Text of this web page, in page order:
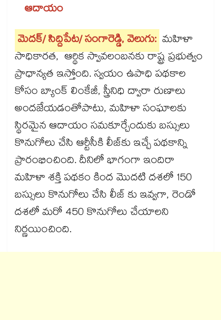
ఆదాయం
మెదక్/ సిద్దిపేట/ సంగారెడ్డి, వెలుగు: మహిళా
సాధికారత, ఆర్థిక స్వావలంబనకు రాష్ట్ర ప్రభుత్వం
ప్రాధాన్యత ఇస్తోంది. స్వయం ఉపాధి పథకాల
కోసం బ్యాంక్ లింకేజీ, స్త్రీనిధి ద్వారా రుణాలు
అందజేయడంతోపాటు, మహిళా సంఘాలకు
స్థిరమైన ఆదాయం సమకూర్చేందుకు బస్సులు
కొనుగోలు చేసి ఆర్టీసీకి లీజ్‌‌‌‌‌‌‌‌‌‌‌‌‌‌‌‌‌‌‌‌‌‌‌‌‌‌‌‌‌‌‌‌‌‌‌‌‌‌‌‌‌‌‌‌‌‌‌‌‌‌‌‌‌‌‌‌‌‌‌‌‌‌‌‌‌‌‌‌‌‌‌‌‌‌‌‌‌‌‌‌‌‌‌‌‌‌‌‌‌‌‌‌‌‌‌‌‌‌‌‌‌‌‌‌‌‌‌‌‌‌‌‌‌‌‌‌‌‌‌‌‌‌‌‌‌‌‌‌‌‌‌‌‌‌‌‌‌‌‌‌‌‌‌‌‌‌‌‌‌‌‌‌‌‌‌‌‌‌‌‌‌‌‌‌‌‌‌‌‌‌‌‌‌‌‌‌‌‌‌‌‌‌‌‌‌‌‌‌‌‌‌‌‌‌‌‌‌‌‌‌‌‌‌‌‌‌‌‌‌‌‌‌‌‌‌‌‌‌‌‌‌‌‌‌‌‌‌‌‌‌‌‌‌‌‌‌‌‌‌‌‌‌‌‌‌‌‌‌‌‌‌‌‌‌‌‌కు ఇచ్చే పథకాన్ని
ప్రారంభించింది. దీనిలో భాగంగా ఇందిరా
మహిళా శక్తి పథకం కింద మొదటి దశలో 150
బస్సులు కొనుగోలు చేసి లీజ్ కు ఇవ్వగా, రెండో
దశలో మరో 450 కొనుగోలు చేయాలని
నిర్ణయించింది.